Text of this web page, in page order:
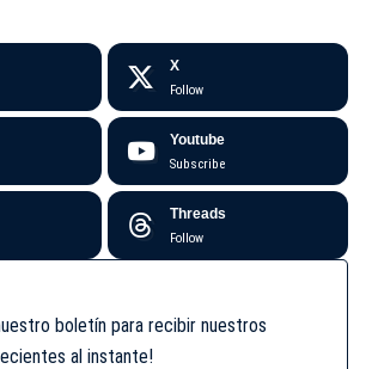
X
Follow
Youtube
Subscribe
Threads
Follow
boletín para recibir nuestros
al instante!